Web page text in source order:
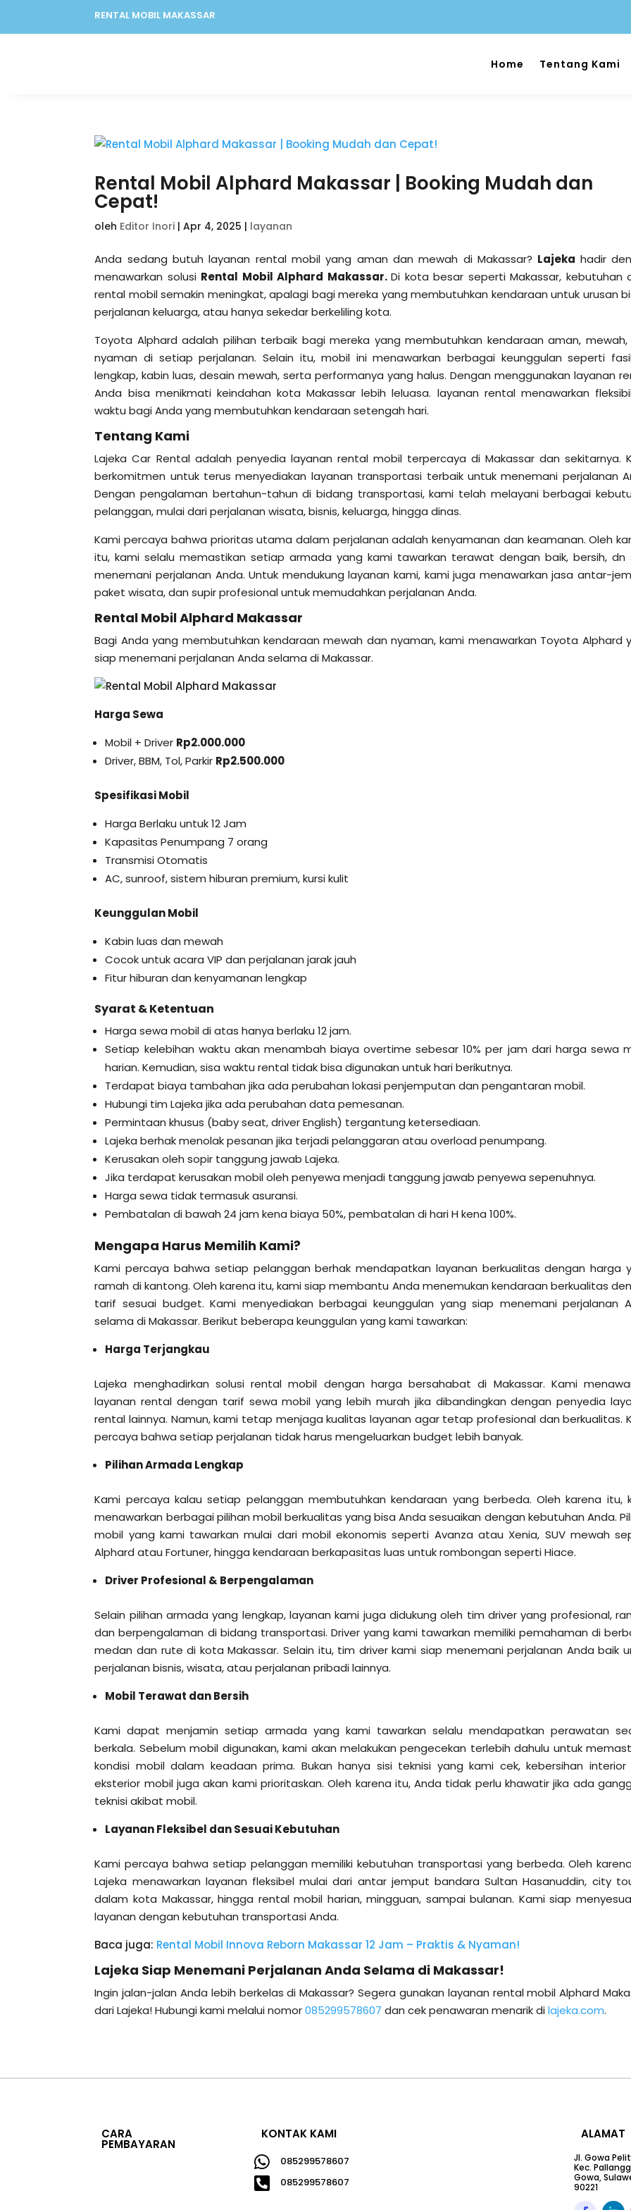
RENTAL MOBIL MAKASSAR
Home Tentang Kami
Rental Mobil Alphard Makassar | Booking Mudah dan
Cepat!
oleh Editor Inori |Apr 4, 2025 | layanan
Anda sedang butuh layanan rental mobil yang aman dan mewah di Makassar? Lajeka hadir
menawarkan solusi Rental Mobil Alphard Makassar.Di kota besar seperti Makassar, kebutuhan
rental mobil semakin meningkat, apalagi bagi mereka yang membutuhkan kendaraan untuk urusan
perjalanan keluarga, atau hanya sekedar berkeliling kota.
Toyota Alphard adalah pilihan terbaik bagi mereka yang membutuhkan kendaraan aman, mewah,
nyaman di setiap perjalanan. Selain itu, mobil ini menawarkan berbagai keunggulan seperti
lengkap, kabin luas, desain mewah, serta performanya yang halus. Dengan menggunakan layanan
Anda bisa menikmati keindahan kota Makassar lebih leluasa. layanan rental menawarkan
waktu bagi Anda yang membutuhkan kendaraan setengah hari.
Tentang Kami
Lajeka Car Rental adalah penyedia layanan rental mobil terpercaya di Makassar dan sekitarnya.
berkomitmen untuk terus menyediakan layanan transportasi terbaik untuk menemani perjalanan
Dengan pengalaman bertahun-tahun di bidang transportasi, kami telah melayani berbagai
pelanggan, mulai dari perjalanan wisata, bisnis, keluarga, hingga dinas.
Kami percaya bahwa prioritas utama dalam perjalanan adalah kenyamanan dan keamanan. Oleh
itu, kami selalu memastikan setiap armada yang kami tawarkan terawat dengan baik, bersih, dn
menemani perjalanan Anda. Untuk mendukung layanan kami, kami juga menawarkan jasa antar-
paket wisata, dan supir profesional untuk memudahkan perjalanan Anda.
Rental Mobil Alphard Makassar
Bagi Anda yang membutuhkan kendaraan mewah dan nyaman, kami menawarkan Toyota Alphard
siap menemani perjalanan Anda selama di Makassar.
Harga Sewa
Mobil + Driver Rp2.000.000
Driver, BBM, Tol, Parkir Rp2.500.000
Spesifikasi Mobil
Harga Berlaku untuk 12 Jam
Kapasitas Penumpang 7 orang
Transmisi Otomatis
AC, sunroof, sistem hiburan premium, kursi kulit
Keunggulan Mobil
Kabin luas dan mewah
Cocok untuk acara VIP dan perjalanan jarak jauh
Fitur hiburan dan kenyamanan lengkap
Syarat & Ketentuan
Harga sewa mobil di atas hanya berlaku 12 jam.
Setiap kelebihan waktu akan menambah biaya overtime sebesar 10% per jam dari harga sewa
harian. Kemudian, sisa waktu rental tidak bisa digunakan untuk hari berikutnya.
Terdapat biaya tambahan jika ada perubahan lokasi penjemputan dan pengantaran mobil.
Hubungi tim Lajeka jika ada perubahan data pemesanan.
Permintaan khusus (baby seat, driver English) tergantung ketersediaan.
Lajeka berhak menolak pesanan jika terjadi pelanggaran atau overload penumpang.
Kerusakan oleh sopir tanggung jawab Lajeka.
Jika terdapat kerusakan mobil oleh penyewa menjadi tanggung jawab penyewa sepenuhnya.
Harga sewa tidak termasuk asuransi.
Pembatalan di bawah 24 jam kena biaya 50%, pembatalan di hari H kena 100%.
Mengapa Harus Memilih Kami?
Kami percaya bahwa setiap pelanggan berhak mendapatkan layanan berkualitas dengan harga
ramah di kantong. Oleh karena itu, kami siap membantu Anda menemukan kendaraan berkualitas
tarif sesuai budget. Kami menyediakan berbagai keunggulan yang siap menemani perjalanan
selama di Makassar. Berikut beberapa keunggulan yang kami tawarkan:
Harga Terjangkau
Lajeka menghadirkan solusi rental mobil dengan harga bersahabat di Makassar. Kami
layanan rental dengan tarif sewa mobil yang lebih murah jika dibandingkan dengan penyedia
rental lainnya. Namun, kami tetap menjaga kualitas layanan agar tetap profesional dan berkualitas.
percaya bahwa setiap perjalanan tidak harus mengeluarkan budget lebih banyak.
Pilihan Armada Lengkap
Kami percaya kalau setiap pelanggan membutuhkan kendaraan yang berbeda. Oleh karena itu,
menawarkan berbagai pilihan mobil berkualitas yang bisa Anda sesuaikan dengan kebutuhan Anda.
mobil yang kami tawarkan mulai dari mobil ekonomis seperti Avanza atau Xenia, SUV mewah
Alphard atau Fortuner, hingga kendaraan berkapasitas luas untuk rombongan seperti Hiace.
Driver Profesional & Berpengalaman
Selain pilihan armada yang lengkap, layanan kami juga didukung oleh tim driver yang profesional,
dan berpengalaman di bidang transportasi. Driver yang kami tawarkan memiliki pemahaman di
medan dan rute di kota Makassar. Selain itu, tim driver kami siap menemani perjalanan Anda baik
perjalanan bisnis, wisata, atau perjalanan pribadi lainnya.
Mobil Terawat dan Bersih
Kami dapat menjamin setiap armada yang kami tawarkan selalu mendapatkan perawatan
berkala. Sebelum mobil digunakan, kami akan melakukan pengecekan terlebih dahulu untuk
kondisi mobil dalam keadaan prima. Bukan hanya sisi teknisi yang kami cek, kebersihan interior
eksterior mobil juga akan kami prioritaskan. Oleh karena itu, Anda tidak perlu khawatir jika ada
teknisi akibat mobil.
Layanan Fleksibel dan Sesuai Kebutuhan
Kami percaya bahwa setiap pelanggan memiliki kebutuhan transportasi yang berbeda. Oleh
Lajeka menawarkan layanan fleksibel mulai dari antar jemput bandara Sultan Hasanuddin, city
dalam kota Makassar, hingga rental mobil harian, mingguan, sampai bulanan. Kami siap
layanan dengan kebutuhan transportasi Anda.
Baca juga: Rental Mobil Innova Reborn Makassar 12 Jam – Praktis & Nyaman!
Lajeka Siap Menemani Perjalanan Anda Selama di Makassar!
Ingin jalan-jalan Anda lebih berkelas di Makassar? Segera gunakan layanan rental mobil Alphard
dari Lajeka! Hubungi kami melalui nomor085299578607 dan cek penawaran menarik dilajeka.com.
CARA
PEMBAYARAN
KONTAK KAMI
 085299578607
 085299578607
ALAMAT
Jl. Gowa
Kec.
Gowa,
90221